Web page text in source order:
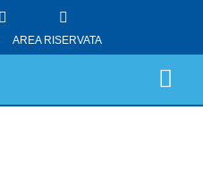
AREA RISERVATA